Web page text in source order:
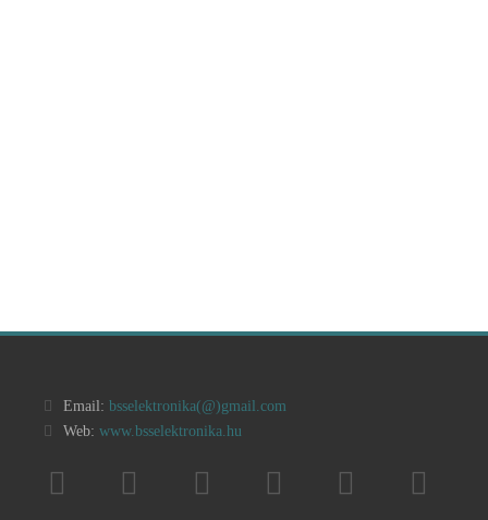
Email: bsselektronika(@)gmail.com
Web: www.bsselektronika.hu